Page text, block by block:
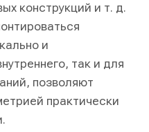
конструкций и т. д.
и
так и для
позволяют
практически